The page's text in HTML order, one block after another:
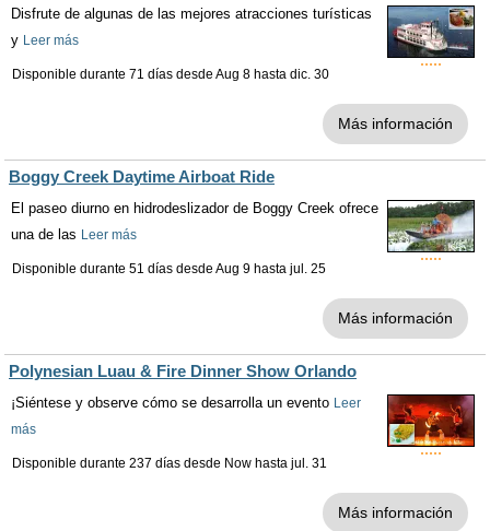
Disfrute de algunas de las mejores atracciones turísticas
y Leer más
Disponible durante 71 días desde Aug 8 hasta dic. 30
Más información
Boggy Creek Daytime Airboat Ride
El paseo diurno en hidrodeslizador de Boggy Creek ofrece
una de las Leer más
Disponible durante 51 días desde Aug 9 hasta jul. 25
Más información
Polynesian Luau & Fire Dinner Show Orlando
¡Siéntese y observe cómo se desarrolla un evento Leer
más
Disponible durante 237 días desde Now hasta jul. 31
Más información